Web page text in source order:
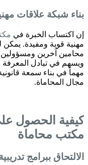
بناء شبكة علاقات
إن اكتساب الخبرة في
مهنية قوية ومفيدة.
محامين آخرين ومسؤولين
ويسهم في تبادل المعرفة
مهماً في بناء سمعة
مجال المحاماة.
كيفية الحصول
مكتب محاماة
الالتحاق ببرامج